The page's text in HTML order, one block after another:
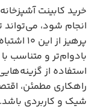
خرید کابینت
انجام شود،
پرهیز
بادوام‌تر و متناسب
استفاده از
راهکاری مطمئن،
شیک و کاربردی باشد.